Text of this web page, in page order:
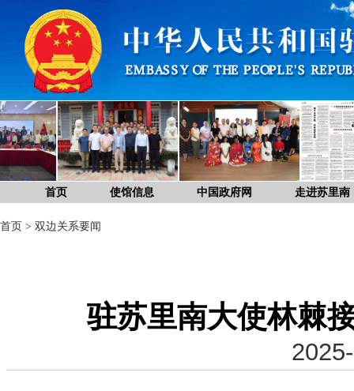
首页 使馆信息 中国政府网 走进苏里南
首页 > 双边关系要闻
驻苏里南大使林棘